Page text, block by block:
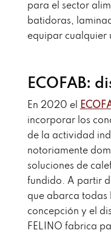
para el sector
batidoras,
equipar cualquier
ECOFAB:
En 2020 el
incorporar los
de la actividad
notoriamente
soluciones de
fundido. A partir
que abarca todas
concepción y el
FELINO fabrica